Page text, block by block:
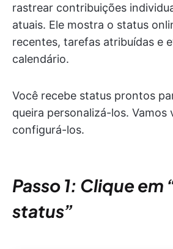
rastrear contribuições
atuais. Ele mostra o status
recentes, tarefas atribuídas e
calendário.
Você recebe status prontos
queira personalizá-los. Vamos
configurá-los.
Passo 1: Clique em
status”